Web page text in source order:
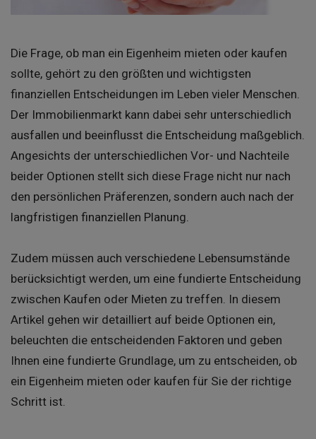
Die Frage, ob man ein Eigenheim mieten oder kaufen
sollte, gehört zu den größten und wichtigsten
finanziellen Entscheidungen im Leben vieler Menschen.
Der Immobilienmarkt kann dabei sehr unterschiedlich
ausfallen und beeinflusst die Entscheidung maßgeblich.
Angesichts der unterschiedlichen Vor- und Nachteile
beider Optionen stellt sich diese Frage nicht nur nach
den persönlichen Präferenzen, sondern auch nach der
langfristigen finanziellen Planung.
Zudem müssen auch verschiedene Lebensumstände
berücksichtigt werden, um eine fundierte Entscheidung
zwischen Kaufen oder Mieten zu treffen. In diesem
Artikel gehen wir detailliert auf beide Optionen ein,
beleuchten die entscheidenden Faktoren und geben
Ihnen eine fundierte Grundlage, um zu entscheiden, ob
ein Eigenheim mieten oder kaufen für Sie der richtige
Schritt ist.